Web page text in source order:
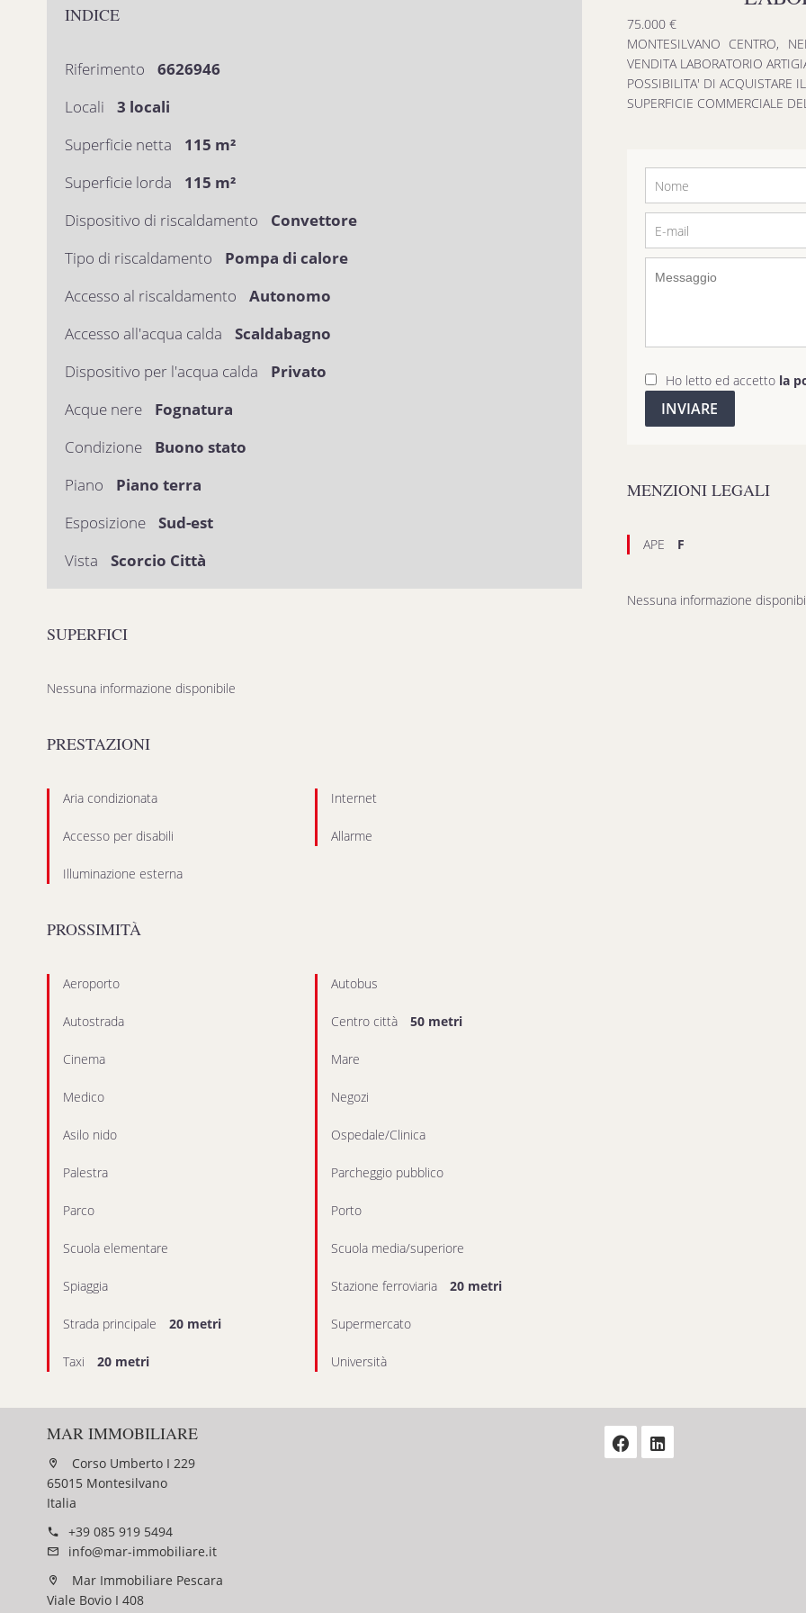
INDICE
Riferimento
6626946
Locali
3 locali
Superficie netta
115 m²
Superficie lorda
115 m²
Dispositivo di riscaldamento
Convettore
Tipo di riscaldamento
Pompa di calore
Accesso al riscaldamento
Autonomo
Accesso all'acqua calda
Scaldabagno
Dispositivo per l'acqua calda
Privato
Acque nere
Fognatura
Condizione
Buono stato
Piano
Piano terra
Esposizione
Sud-est
Vista
Scorcio Città
SUPERFICI
Nessuna informazione disponibile
PRESTAZIONI
Aria condizionata Internet
Accesso per disabili Allarme
Illuminazione esterna
PROSSIMITÀ
Aeroporto Autobus
Autostrada Centro città 50 metri
Cinema Mare
Medico Negozi
Asilo nido Ospedale/Clinica
Palestra Parcheggio pubblico
Parco Porto
Scuola elementare Scuola media/superiore
Spiaggia Stazione ferroviaria 20 metri
Strada principale 20 metri Supermercato
Taxi 20 metri Università
75.000 €
MONTESILVANO CENTRO,
VENDITA LABORATORIO
POSSIBILITA' DI ACQUISTARE
SUPERFICIE COMMERCIALE
Ho letto ed accetto la
INVIARE
MENZIONI LEGALI
APE F
Nessuna informazione
MAR IMMOBILIARE
Corso Umberto I 229
65015 Montesilvano
Italia
+39 085 919 5494
info@mar-immobiliare.it
Mar Immobiliare Pescara
Viale Bovio I 408